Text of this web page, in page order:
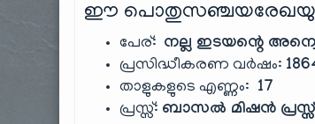
ഈ പൊതുസഞ്ചയരേഖയുടെ
പേര്: നല്ല ഇടയന്റെ
പ്രസിദ്ധീകരണ വർഷം:
താളുകളുടെ എണ്ണം: 17
പ്രസ്സ്: ബാസൽ മിഷൻ